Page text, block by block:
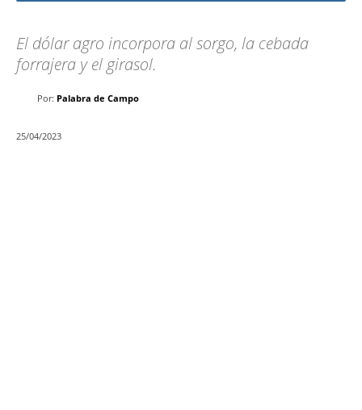
El dólar agro incorpora al sorgo, la cebada
forrajera y el girasol.
Por: Palabra de Campo
25/04/2023